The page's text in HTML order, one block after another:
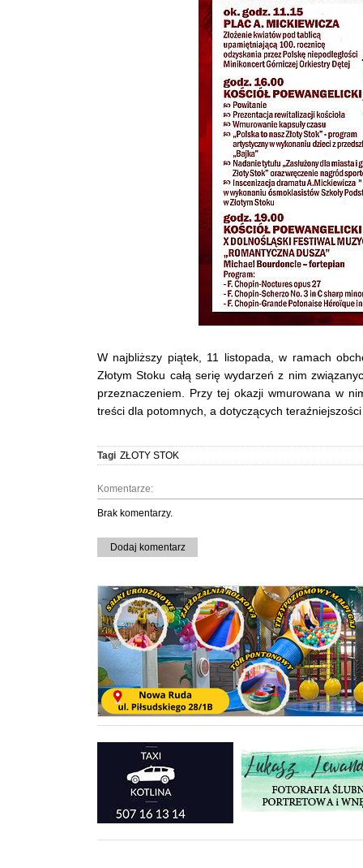
W najbliższy piątek, 11 listopada, w ramach
Złotym Stoku całą serię wydarzeń z nim
przeznaczeniem. Przy tej okazji wmurowana w
treści dla potomnych, a dotyczących
Tagi ZŁOTY STOK
Komentarze:
Brak komentarzy.
Dodaj komentarz